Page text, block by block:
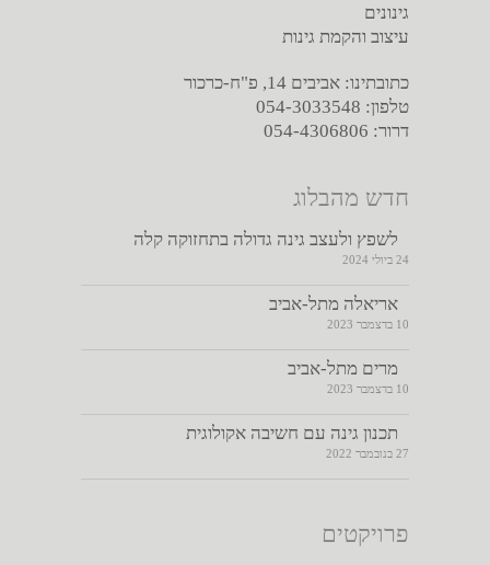
גינונים
עיצוב והקמת גינות
כתובתינו: אביבים 14, פ"ח-כרכור
טלפון: 054-3033548
דרור: 054-4306806
חדש מהבלוג
לשפץ ולעצב גינה גדולה בתחזוקה קלה
24 ביולי 2024
אריאלה מתל-אביב
10 בדצמבר 2023
מרים מתל-אביב
10 בדצמבר 2023
תכנון גינה עם חשיבה אקולוגית
27 בנובמבר 2022
פרויקטים